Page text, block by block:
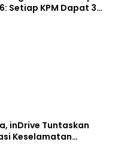
Setiap KPM Dapat 30
inDrive Tuntaskan
Keselamatan